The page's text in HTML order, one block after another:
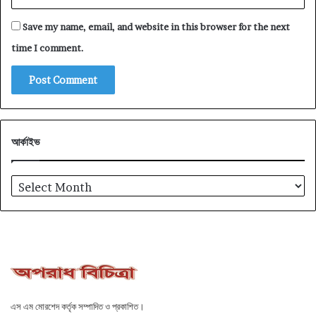
Save my name, email, and website in this browser for the next
time I comment.
আর্কাইভ
আর্কাইভ
এস এম মোরশেদ কর্তৃক সম্পাদিত ও প্রকাশিত।